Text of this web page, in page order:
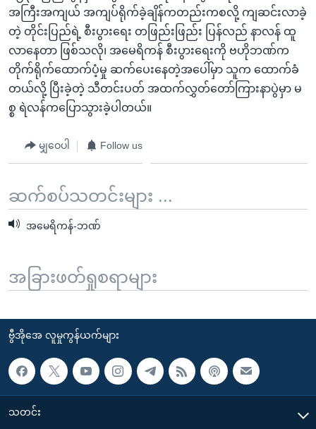
အကြီးအကျယ် အကျပ်ရိုက်ခဲ့ချိန်ကတည်းကစလို့ ကျဆင်းလာခဲ့
တဲ့ တိုင်းပြည်ရဲ့ စီးပွားရေး တဖြည်းဖြည်း ပြန်လည် နာလန် ထူ
လာနေတာ ဖြစ်သလို၊ အမေရိကန် စီးပွားရေးကို ဗဟိုဘဏ်က
တိုက်ရိုက်ထောက်ပံ့မှု ဆက်ပေးနေတဲ့အပေါ်မှာ သူက ထောက်ခံ
တယ်လို့ ပြီးခဲ့တဲ့ သီတင်းပတ် အထက်လွှတ်တော်ကြားနာပွဲမှာ မ
စ္စ ရဲလန်ကပြောသွားခဲ့ပါတယ်။
မျှဝေပါ Follow us
ဆက်စပ်သတင်းများ ...
အမေရိကန်-ဘဏ်
အခြားဖတ်ရှုစရာများ
ဗွီအိုအေ လူမှုကွန်ယက်များ
သတင်း